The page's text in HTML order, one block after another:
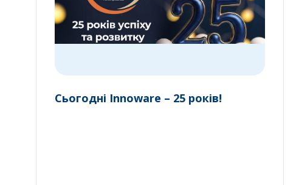
Сьогодні Innoware – 25 років!